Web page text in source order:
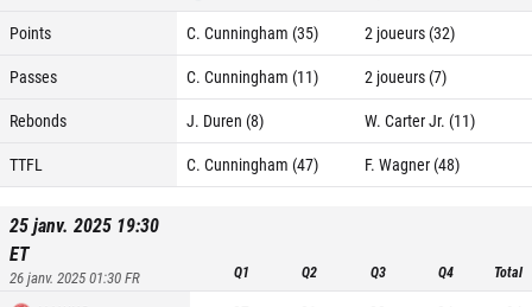
Points C. Cunningham (35)
2 joueurs (32)
Passes
C. Cunningham (11)
2 joueurs (7)
Rebonds
J. Duren (8)
W. Carter Jr. (11)
TTFL
C. Cunningham (47) F. Wagner (48)
25 janv. 2025 19:30
ET
26 janv. 2025 01:30FR Q1 Q2 Q3 Q4 Total